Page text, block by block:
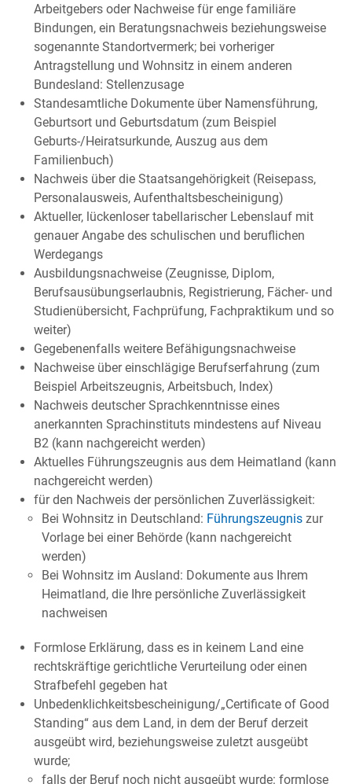
Arbeitgebers oder Nachweise für enge familiäre
Bindungen, ein Beratungsnachweis beziehungsweise
sogenannte Standortvermerk; bei vorheriger
Antragstellung und Wohnsitz in einem anderen
Bundesland: Stellenzusage
Standesamtliche Dokumente über Namensführung,
Geburtsort und Geburtsdatum (zum Beispiel
Geburts-/Heiratsurkunde, Auszug aus dem
Familienbuch)
Nachweis über die Staatsangehörigkeit (Reisepass,
Personalausweis, Aufenthaltsbescheinigung)
Aktueller, lückenloser tabellarischer Lebenslauf mit
genauer Angabe des schulischen und beruflichen
Werdegangs
Ausbildungsnachweise (Zeugnisse, Diplom,
Berufsausübungserlaubnis, Registrierung, Fächer- und
Studienübersicht, Fachprüfung, Fachpraktikum und so
weiter)
Gegebenenfalls weitere Befähigungsnachweise
Nachweise über einschlägige Berufserfahrung (zum
Beispiel Arbeitszeugnis, Arbeitsbuch, Index)
Nachweis deutscher Sprachkenntnisse eines
anerkannten Sprachinstituts mindestens auf Niveau
B2 (kann nachgereicht werden)
Aktuelles Führungszeugnis aus dem Heimatland (kann
nachgereicht werden)
für den Nachweis der persönlichen Zuverlässigkeit:
Bei Wohnsitz in Deutschland: Führungszeugniszur
Vorlage bei einer Behörde (kann nachgereicht
werden)
Bei Wohnsitz im Ausland: Dokumente aus Ihrem
Heimatland, die Ihre persönliche Zuverlässigkeit
nachweisen
Formlose Erklärung, dass es in keinem Land eine
rechtskräftige gerichtliche Verurteilung oder einen
Strafbefehl gegeben hat
Unbedenklichkeitsbescheinigung/„Certificate of Good
Standing“ aus dem Land, in dem der Beruf derzeit
ausgeübt wird, beziehungsweise zuletzt ausgeübt
wurde;
falls der Beruf noch nicht ausgeübt wurde: formlose